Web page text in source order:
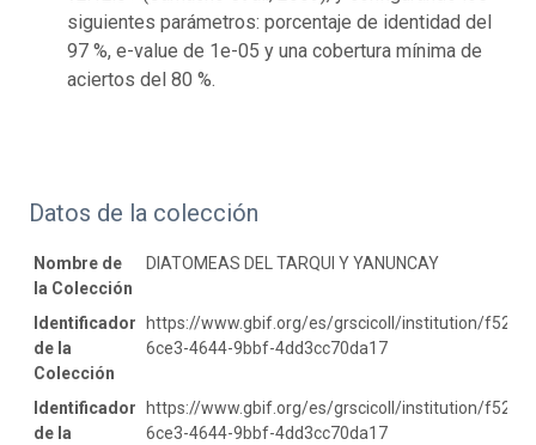
siguientes parámetros: porcentaje de identidad del
97 %, e-value de 1e-05 y una cobertura mínima de
aciertos del 80 %.
Datos de la colección
Nombre de
la Colección
DIATOMEAS DEL TARQUI Y YANUNCAY
Identificador
de la
Colección
https://www.gbif.org/es/grscicoll/institution/
6ce3-4644-9bbf-4dd3cc70da17
Identificador
de la
https://www.gbif.org/es/grscicoll/institution/
6ce3-4644-9bbf-4dd3cc70da17